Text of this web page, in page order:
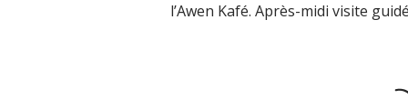
l’Awen Kafé. Après-midi visite